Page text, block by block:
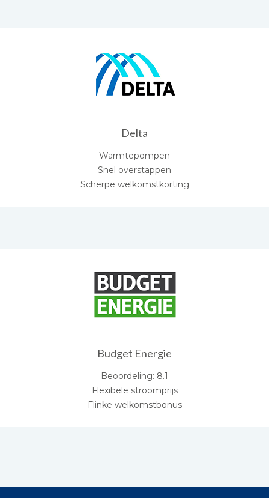
Delta
Warmtepompen
Snel overstappen
Scherpe welkomstkorting
Budget Energie
Beoordeling: 8.1
Flexibele stroomprijs
Flinke welkomstbonus